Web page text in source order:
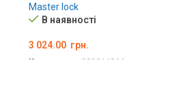
Master lock
В наявності
3 024.00 грн.
Код товару: 000014064